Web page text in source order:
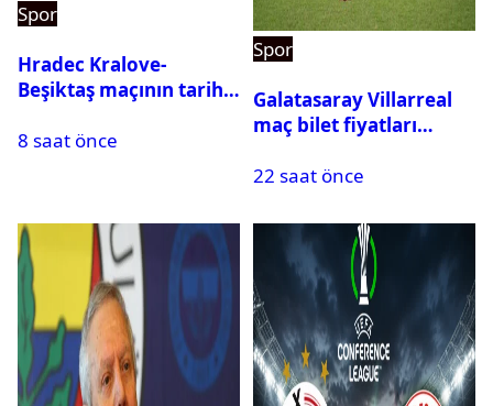
Spor
Hradec Kralove-
Beşiktaş maçının tarihi
8 saat önce
Spor
Galatasaray Villarreal
maç bilet fiyatları
22 saat önce